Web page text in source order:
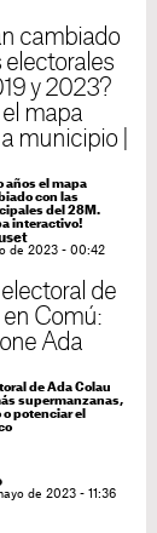
cambiado
electorales
y 2023?
mapa
municipio |
años el mapa
con las
del 28M.
interactivo!
de 2023 - 00:42
de
en Comú:
Ada
de Ada Colau
supermanzanas,
potenciar el
de 2023 - 11:36